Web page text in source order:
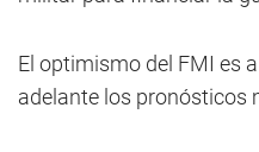
El optimismo del FMI es
adelante los pronósticos